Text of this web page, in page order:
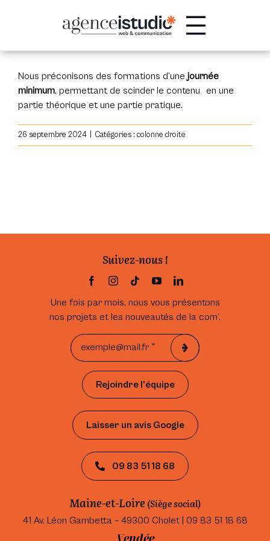
Nous préconisons des formations d’une journée
minimum, permettant de scinder le contenu en une
partie théorique et une partie pratique.
26 septembre 2024 Catégories : colonne droite
Suivez-nous !
Une fois par mois, nous vous présentons
nos projets et les nouveautés de la com’.
Rejoindre l’équipe
Laisser un avis Google
09 83 51 18 68
Maine-et-Loire (Siège social)
41 Av. Léon Gambetta – 49300 Cholet | 09 83 51 18 68
Vendée